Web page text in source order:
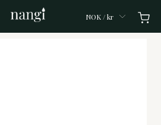
NOK / kr